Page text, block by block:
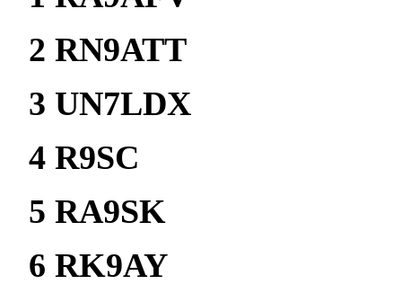
2 RN9ATT
3 UN7LDX
4 R9SC
5 RA9SK
6 RK9AY